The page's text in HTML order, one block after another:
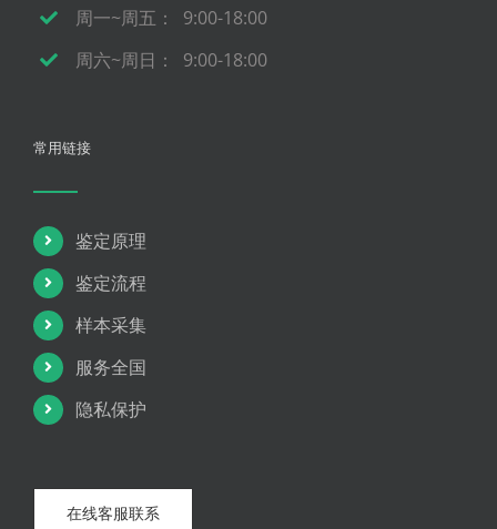
周一~周五： 9:00-18:00
周六~周日： 9:00-18:00
常用链接
鉴定原理
鉴定流程
样本采集
服务全国
隐私保护
在线客服联系